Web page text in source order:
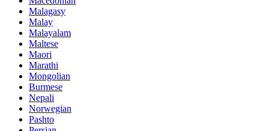
Malagasy
Malay
Malayalam
Maltese
Maori
Marathi
Mongolian
Burmese
Nepali
Norwegian
Pashto